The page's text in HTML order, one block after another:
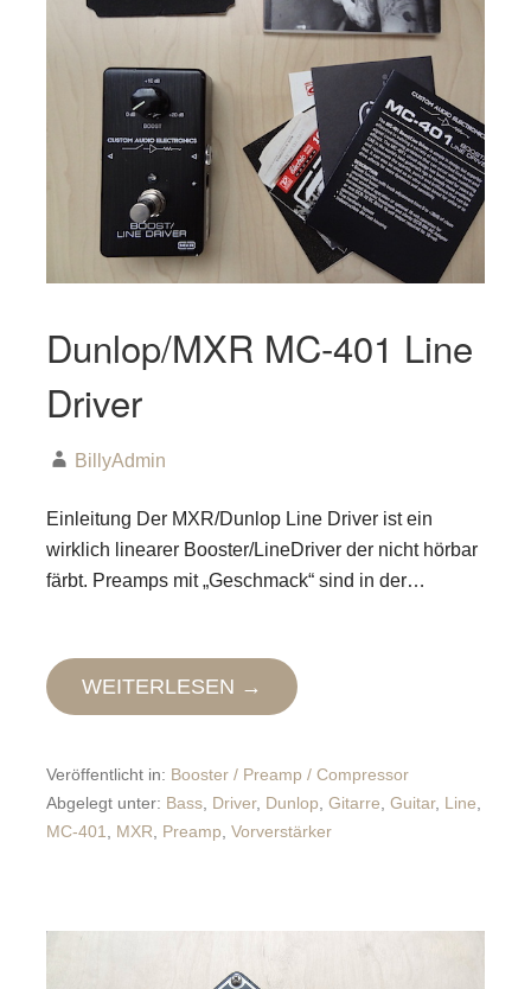
Dunlop/MXR MC-401 Line
Driver
BillyAdmin
Einleitung Der MXR/Dunlop Line Driver ist ein
wirklich linearer Booster/LineDriver der nicht hörbar
färbt. Preamps mit „Geschmack“ sind in der…
WEITERLESEN →
Veröffentlicht in: Booster / Preamp / Compressor
Abgelegt unter: Bass Driver, Dunlop Gitarre Guitar, Line
MC-401
MXR Preamp Vorverstärker